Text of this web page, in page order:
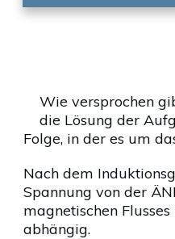
Wie versprochen
die Lösung der
Folge, in der es um
Nach dem
Spannung von der
magnetischen
abhängig.